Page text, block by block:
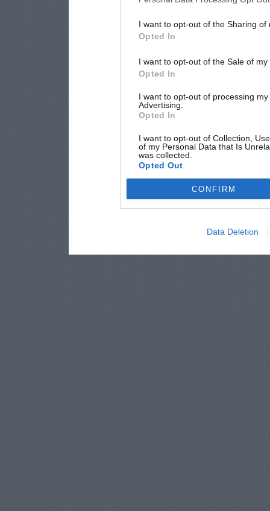
I want to opt-out of the Sharing of
Opted In
I want to opt-out of the Sale of
Opted In
I want to opt-out of processing
Advertising.
Opted In
I want to opt-out of Collection,
of my Personal Data that Is
was collected.
Opted Out
CONFIRM
Data Deletion